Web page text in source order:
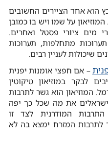
הוא אחד הציירים החשובים
על שמו ויש בו כמובן
מים ציורי פסטל ואחרים.
מתחלפות, תערוכות
שיכולות לעניין רבים.
– אם חפצי אומנות יפנית
לבקר במוזיאון טיקוטין
המוזיאון הוא גשר לתרבות
את מה שכל כך יפה
המודרנית לצד זו
המזרח ימצא בה לא